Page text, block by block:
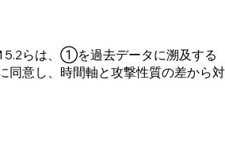
5.2らは、①を過去データに溯及する
意し、時間軸と攻撃性質の差から対